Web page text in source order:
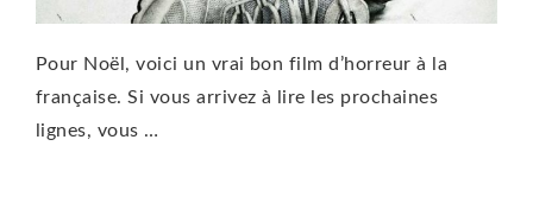
Pour Noël, voici un vrai bon film d’horreur à la
française. Si vous arrivez à lire les prochaines
lignes, vous …